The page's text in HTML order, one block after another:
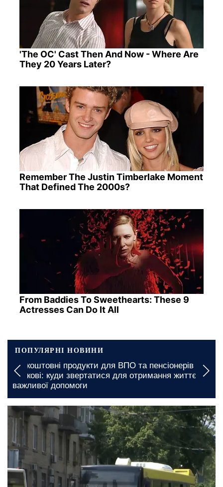
'The OC' Cast Then And Now - Where Are
They 20 Years Later?
Remember The Justin Timberlake Moment
That Defined The 2000s?
From Baddies To Sweethearts: These 9
Actresses Can Do It All
ПОПУЛЯРНІ НОВИНИ
Безкоштовні продукти для ВПО та пенсіонерів у
Харкові: куди звертатися для отримання життєво
важливої допомоги
вчора, 23:00